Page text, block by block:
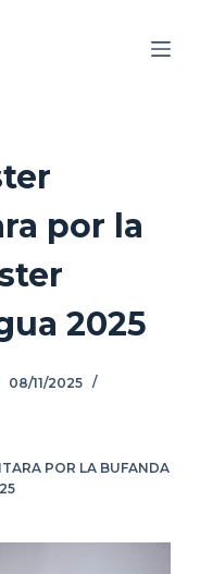
por la
2025
08/11/2025
POR LA BUFANDA